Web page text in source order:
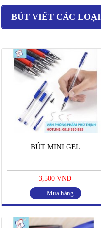
BÚT VIẾT CÁC LOẠI
BÚT MINI GEL
3,500 VND
Mua hàng